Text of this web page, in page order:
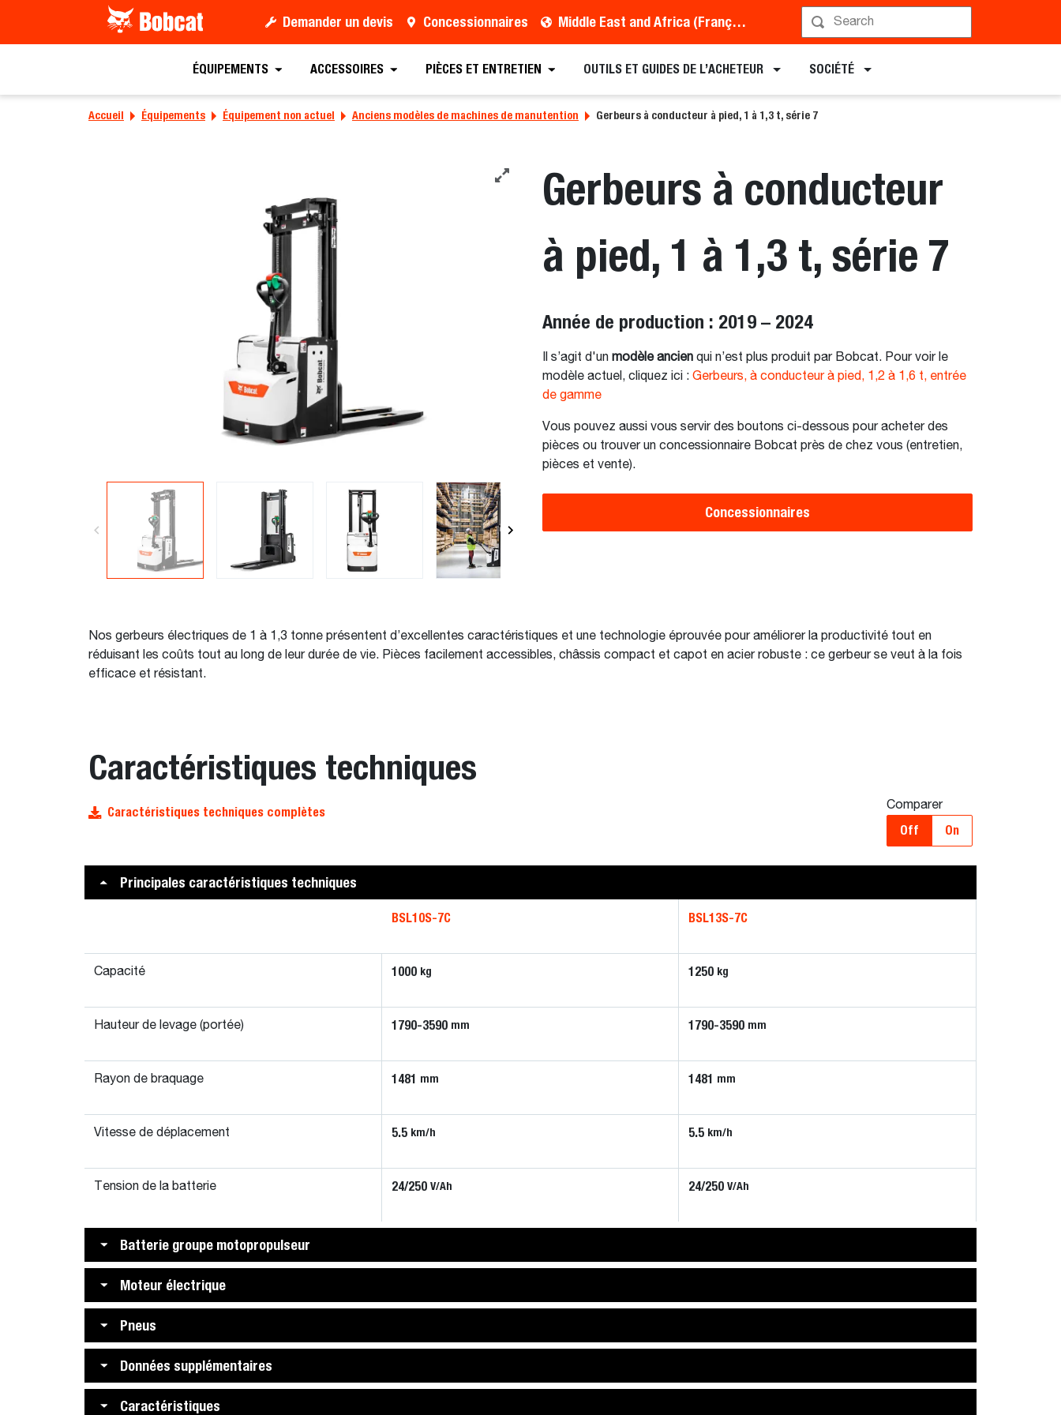
Demander un devis Concessionnaires Middle East and Africa (Français)
ÉQUIPEMENTS ACCESSOIRES PIÈCES ET ENTRETIEN OUTILS ET GUIDES DE L’ACHETEUR SOCIÉTÉ
Accueil Équipements Équipement non actuel Anciens modèles de machines de manutention Gerbeurs à conducteur à pied, 1 à 1,3 t, série 7
Gerbeurs à conducteur
à pied, 1 à 1,3 t, série 7
Année de production : 2019 – 2024
Il s’agit d'un modèle ancien qui n’est plus produit par Bobcat. Pour voir le
modèle actuel, cliquez ici : Gerbeurs, à conducteur à pied, 1,2 à 1,6 t, entrée
de gamme
Vous pouvez aussi vous servir des boutons ci-dessous pour acheter des
pièces ou trouver un concessionnaire Bobcat près de chez vous (entretien,
pièces et vente).
Concessionnaires
Nos gerbeurs électriques de 1 à 1,3 tonne présentent d’excellentes caractéristiques et une technologie éprouvée pour améliorer la productivité tout en
réduisant les coûts tout au long de leur durée de vie. Pièces facilement accessibles, châssis compact et capot en acier robuste : ce gerbeur se veut à la fois
efficace et résistant.
Caractéristiques techniques
Caractéristiques techniques complètes Comparer
Off On
Principales caractéristiques techniques
BSL10S-7C BSL13S-7C
Capacité 1000 kg 1250 kg
Hauteur de levage (portée) 1790-3590 mm 1790-3590 mm
Rayon de braquage 1481 mm 1481 mm
Vitesse de déplacement 5.5 km/h 5.5 km/h
Tension de la batterie 24/250 V/Ah 24/250 V/Ah
Batterie groupe motopropulseur
Moteur électrique
Pneus
Données supplémentaires
Caractéristiques